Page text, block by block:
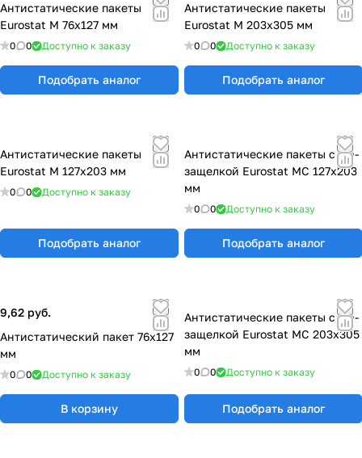
Антистатические пакеты
Eurostat М 76х127 мм
0 0 Доступно к заказу
Подобрать аналог
Антистатические пакеты
Eurostat М 203x305 мм
0 0 Доступно к заказу
Подобрать аналог
Антистатические пакеты
Eurostat М 127х203 мм
0 0 Доступно к заказу
Подобрать аналог
Антистатические пакеты с zip-
защелкой Eurostat МС 127х203
мм
0 0 Доступно к заказу
Подобрать аналог
9,62 руб.
Антистатический пакет 76х127
мм
0 0 Доступно к заказу
В корзину
Антистатические пакеты с zip-
защелкой Eurostat МС 203х305
мм
0 0 Доступно к заказу
Подобрать аналог